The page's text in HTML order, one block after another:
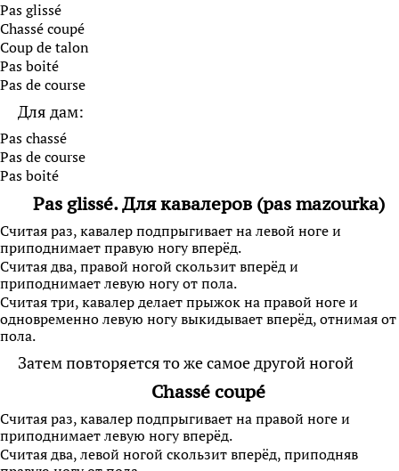
Pas glissé
Chassé coupé
Coup de talon
Pas boité
Pas de course
Для дам:
Pas chassé
Pas de course
Pas boité
Pas glissé. Для кавалеров (pas mazourka)
Считая раз, кавалер подпрыгивает на левой ноге и
приподнимает правую ногу вперёд.
Считая два, правой ногой скользит вперёд и
приподнимает левую ногу от пола.
Считая три, кавалер делает прыжок на правой ноге и
одновременно левую ногу выкидывает вперёд, отнимая от
пола.
Затем повторяется то же самое другой ногой
Chassé coupé
Считая раз, кавалер подпрыгивает на правой ноге и
приподнимает левую ногу вперёд.
Считая два, левой ногой скользит вперёд, приподняв